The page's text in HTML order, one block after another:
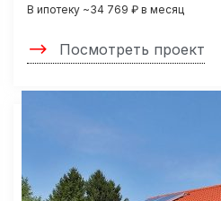
В ипотеку ~34 769 ₽ в месяц
Посмотреть проект